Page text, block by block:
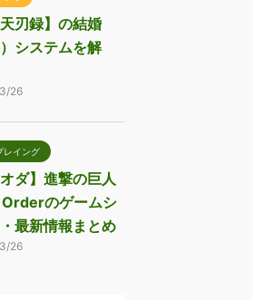
天刃録】の結婚
）システムを解
26
レイング
オダ】進撃の巨人
のゲームシ
最新情報まとめ
26